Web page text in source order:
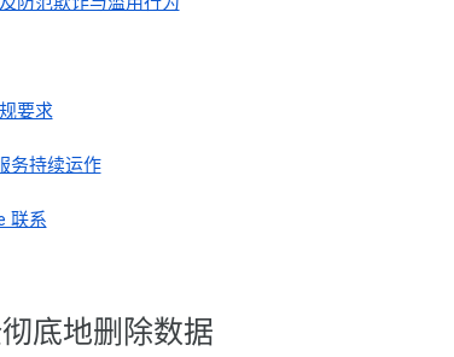
要求
务持续运作
联系
底地删除数据